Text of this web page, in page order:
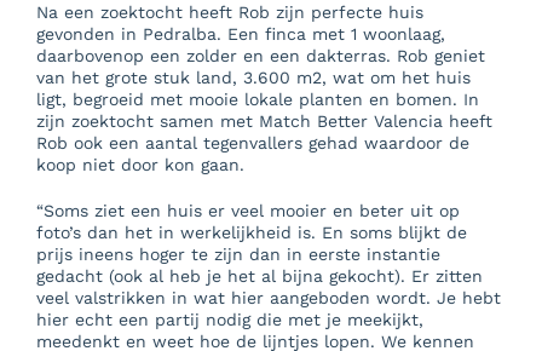
Na een zoektocht heeft Rob zijn perfecte huis
gevonden in Pedralba. Een finca met 1 woonlaag,
daarbovenop een zolder en een dakterras. Rob geniet
van het grote stuk land, 3.600 m2, wat om het huis
ligt, begroeid met mooie lokale planten en bomen. In
zijn zoektocht samen met Match Better Valencia heeft
Rob ook een aantal tegenvallers gehad waardoor de
koop niet door kon gaan.
“Soms ziet een huis er veel mooier en beter uit op
foto’s dan het in werkelijkheid is. En soms blijkt de
prijs ineens hoger te zijn dan in eerste instantie
gedacht (ook al heb je het al bijna gekocht). Er zitten
veel valstrikken in wat hier aangeboden wordt. Je hebt
hier echt een partij nodig die met je meekijkt,
meedenkt en weet hoe de lijntjes lopen. We kennen